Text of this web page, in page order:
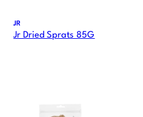
JR
Jr Dried Sprats 85G